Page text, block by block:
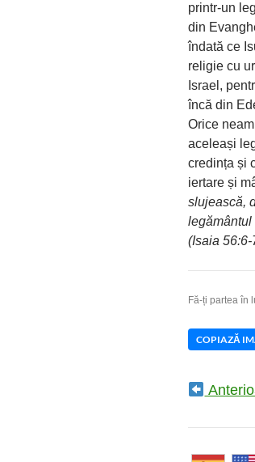
printr-un
din
îndată ce
religie cu
Israel,
încă din
Orice
aceleași
credința și
iertare și
slujească,
legământul
(Isaia
Fă-ți partea în
COPIAZĂ